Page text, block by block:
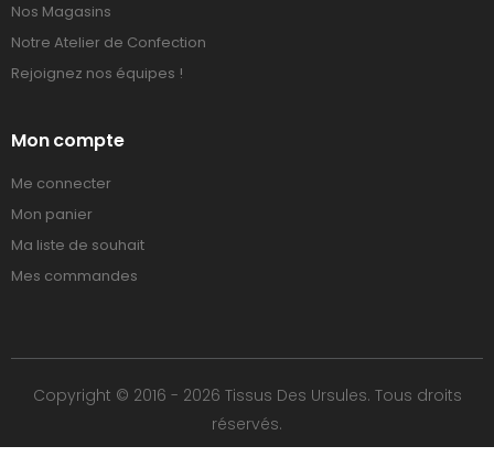
Nos Magasins
Notre Atelier de Confection
Rejoignez nos équipes !
Mon compte
Me connecter
Mon panier
Ma liste de souhait
Mes commandes
Copyright © 2016 - 2026 Tissus Des Ursules. Tous droits
réservés.